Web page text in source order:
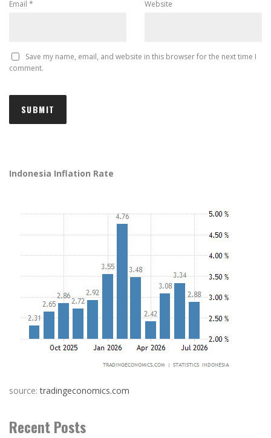
Email * Website
Save my name, email, and website in this browser for the next time I
comment.
Indonesia Inflation Rate
source:tradingeconomics.com
Recent Posts